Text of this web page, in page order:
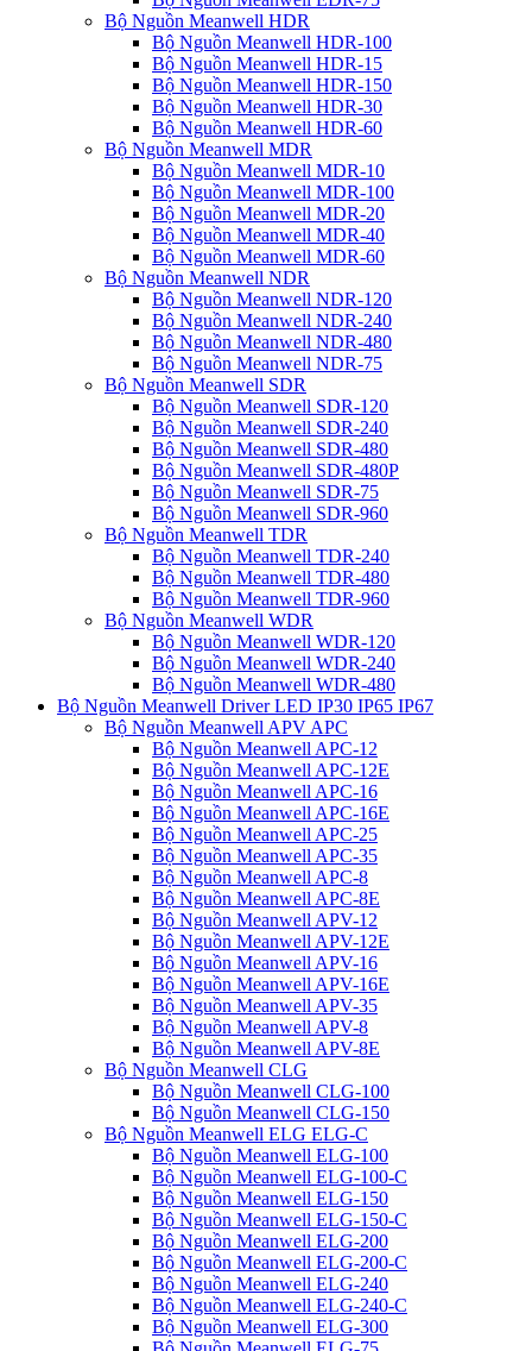
Bộ Nguồn Meanwell HDR
Bộ Nguồn Meanwell HDR-100
Bộ Nguồn Meanwell HDR-15
Bộ Nguồn Meanwell HDR-150
Bộ Nguồn Meanwell HDR-30
Bộ Nguồn Meanwell HDR-60
Bộ Nguồn Meanwell MDR
Bộ Nguồn Meanwell MDR-10
Bộ Nguồn Meanwell MDR-100
Bộ Nguồn Meanwell MDR-20
Bộ Nguồn Meanwell MDR-40
Bộ Nguồn Meanwell MDR-60
Bộ Nguồn Meanwell NDR
Bộ Nguồn Meanwell NDR-120
Bộ Nguồn Meanwell NDR-240
Bộ Nguồn Meanwell NDR-480
Bộ Nguồn Meanwell NDR-75
Bộ Nguồn Meanwell SDR
Bộ Nguồn Meanwell SDR-120
Bộ Nguồn Meanwell SDR-240
Bộ Nguồn Meanwell SDR-480
Bộ Nguồn Meanwell SDR-480P
Bộ Nguồn Meanwell SDR-75
Bộ Nguồn Meanwell SDR-960
Bộ Nguồn Meanwell TDR
Bộ Nguồn Meanwell TDR-240
Bộ Nguồn Meanwell TDR-480
Bộ Nguồn Meanwell TDR-960
Bộ Nguồn Meanwell WDR
Bộ Nguồn Meanwell WDR-120
Bộ Nguồn Meanwell WDR-240
Bộ Nguồn Meanwell WDR-480
Bộ Nguồn Meanwell Driver LED IP30 IP65 IP67
Bộ Nguồn Meanwell APV APC
Bộ Nguồn Meanwell APC-12
Bộ Nguồn Meanwell APC-12E
Bộ Nguồn Meanwell APC-16
Bộ Nguồn Meanwell APC-16E
Bộ Nguồn Meanwell APC-25
Bộ Nguồn Meanwell APC-35
Bộ Nguồn Meanwell APC-8
Bộ Nguồn Meanwell APC-8E
Bộ Nguồn Meanwell APV-12
Bộ Nguồn Meanwell APV-12E
Bộ Nguồn Meanwell APV-16
Bộ Nguồn Meanwell APV-16E
Bộ Nguồn Meanwell APV-35
Bộ Nguồn Meanwell APV-8
Bộ Nguồn Meanwell APV-8E
Bộ Nguồn Meanwell CLG
Bộ Nguồn Meanwell CLG-100
Bộ Nguồn Meanwell CLG-150
Bộ Nguồn Meanwell ELG ELG-C
Bộ Nguồn Meanwell ELG-100
Bộ Nguồn Meanwell ELG-100-C
Bộ Nguồn Meanwell ELG-150
Bộ Nguồn Meanwell ELG-150-C
Bộ Nguồn Meanwell ELG-200
Bộ Nguồn Meanwell ELG-200-C
Bộ Nguồn Meanwell ELG-240
Bộ Nguồn Meanwell ELG-240-C
Bộ Nguồn Meanwell ELG-300